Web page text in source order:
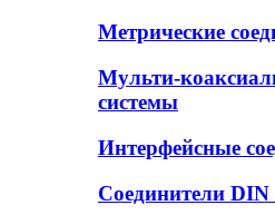
Метрические
Мульти-
системы
Интерфейсные
Соединители DIN